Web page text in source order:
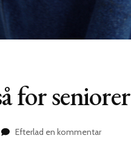
for seniorer
Efterlad en kommentaron